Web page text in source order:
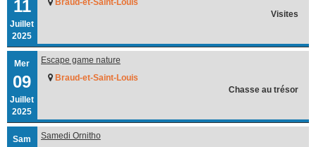
11
Juillet
2025
Visites
Mer
09
Juillet
2025
Escape game nature
Braud-et-Saint-Louis
Chasse au trésor
Sam
Samedi Ornitho